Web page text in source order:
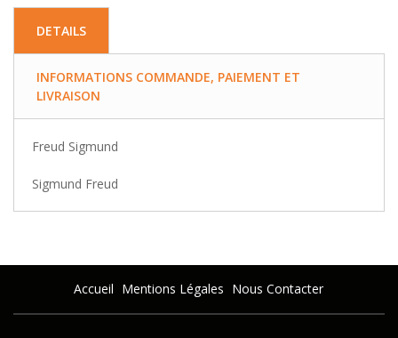
DETAILS
INFORMATIONS COMMANDE, PAIEMENT ET
LIVRAISON
Freud Sigmund
Sigmund Freud
Accueil Mentions Légales Nous Contacter